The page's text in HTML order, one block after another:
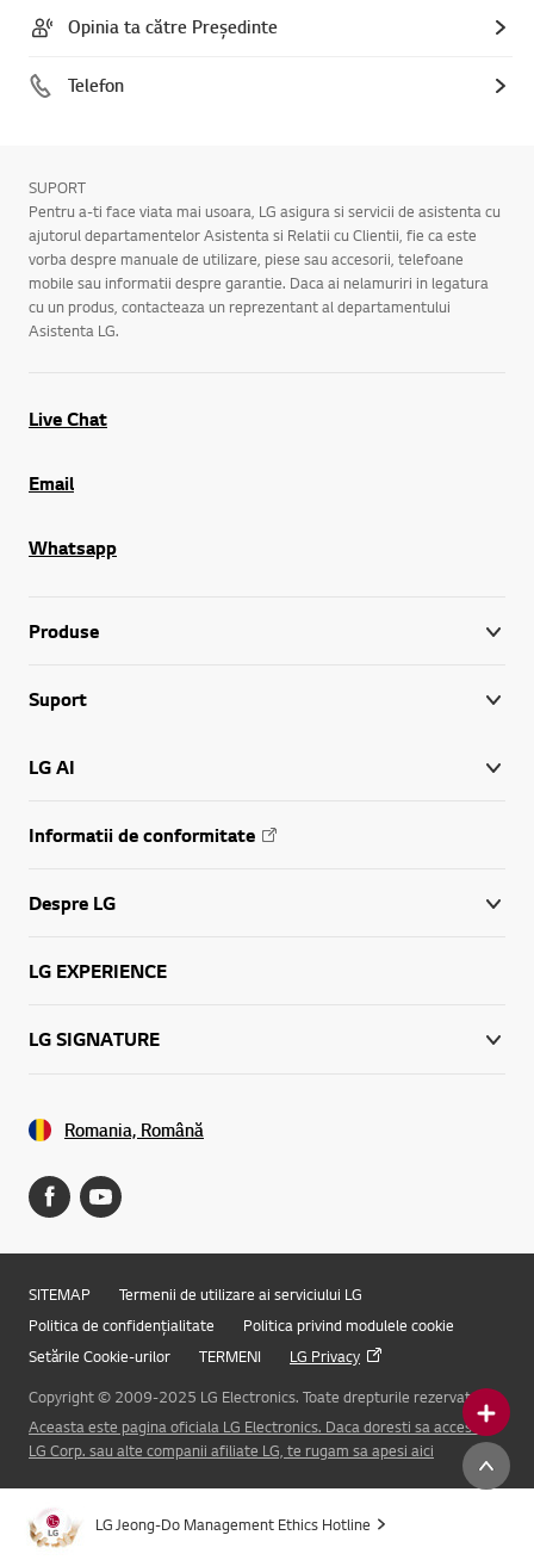
Opinia ta către Președinte
Telefon
Online Chat
SUPORT
Pentru a-ti face viata mai usoara, LG asigura si servicii de asistenta cu
ajutorul departamentelor Asistenta si Relatii cu Clientii, fie ca este
vorba despre manuale de utilizare, piese sau accesorii, telefoane
mobile sau informatii despre garantie. Daca ai nelamuriri in legatura
cu un produs, contacteaza un reprezentant al departamentului
Asistenta LG.
Live Chat
Email
Whatsapp
Produse
Suport
LG AI
Informatii de conformitate
Despre LG
LG EXPERIENCE
LG SIGNATURE
Romania, Română
SITEMAP
Termenii de utilizare ai serviciului LG
Politica de confidențialitate
Politica privind modulele cookie
Setările Cookie-urilor
TERMENI
LG Privacy
Copyright © 2009-2025 LG Electronics. Toate drepturile rezervate.
Aceasta este pagina oficiala LG Electronics. Daca doresti sa accesezi
LG Corp. sau alte companii afiliate LG, te rugam sa apesi aici
LG Jeong-Do Management Ethics Hotline